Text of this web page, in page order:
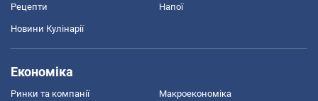
Рецепти Напої
Новини Кулінарії
Економіка
Ринки та компанії Макроекономіка